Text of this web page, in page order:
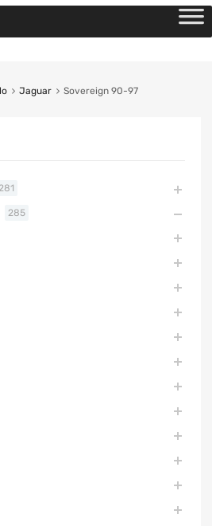
Jaguar Sovereign 90-97
285